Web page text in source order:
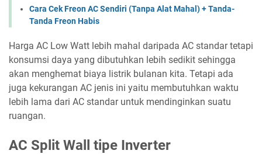
Cara Cek Freon AC Sendiri (Tanpa Alat Mahal) + Tanda-
Tanda Freon Habis
Harga AC Low Watt lebih mahal daripada AC standar tetapi
konsumsi daya yang dibutuhkan lebih sedikit sehingga
akan menghemat biaya listrik bulanan kita. Tetapi ada
juga kekurangan AC jenis ini yaitu membutuhkan waktu
lebih lama dari AC standar untuk mendinginkan suatu
ruangan.
AC Split Wall tipe Inverter